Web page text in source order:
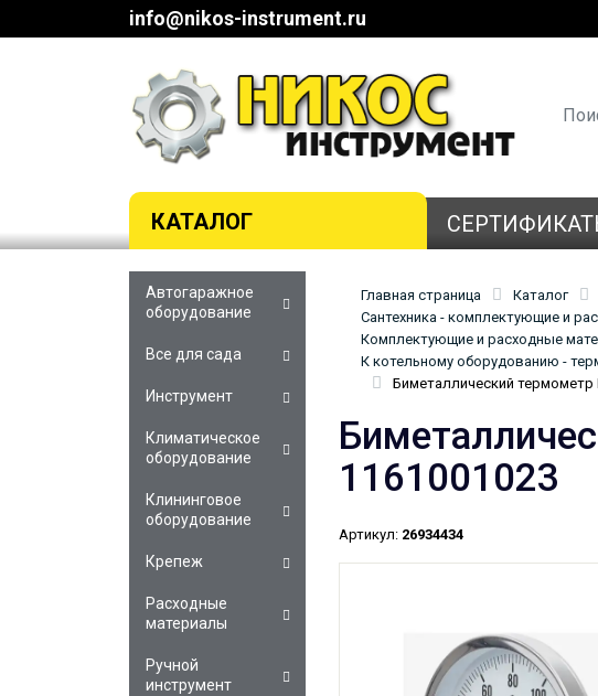
info@nikos-instrument.ru
КАТАЛОГ
Главная страница Каталог
Сантехника - комплектующие и
Комплектующие и расходные
К котельному оборудованию -
Биметаллический термометр
1161001023
Артикул: 26934434
Автогаражное
оборудование
Все для сада
Инструмент
Климатическое
оборудование
Клининговое
оборудование
Крепеж
Расходные
материалы
Ручной
инструмент